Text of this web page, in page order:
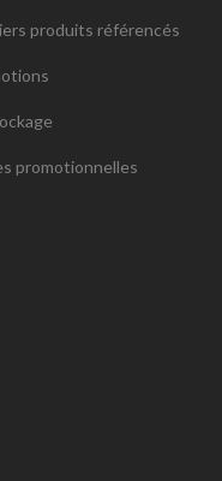
produits référencés
promotionnelles